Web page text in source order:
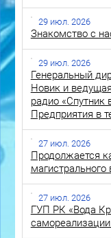
29 июл. 2026
Знакомство с
29 июл. 2026
Генеральный
Новик и
радио «Спутник
Предприятия в
27 июл. 2026
Продолжается
магистрального
27 июл. 2026
ГУП РК «Вода